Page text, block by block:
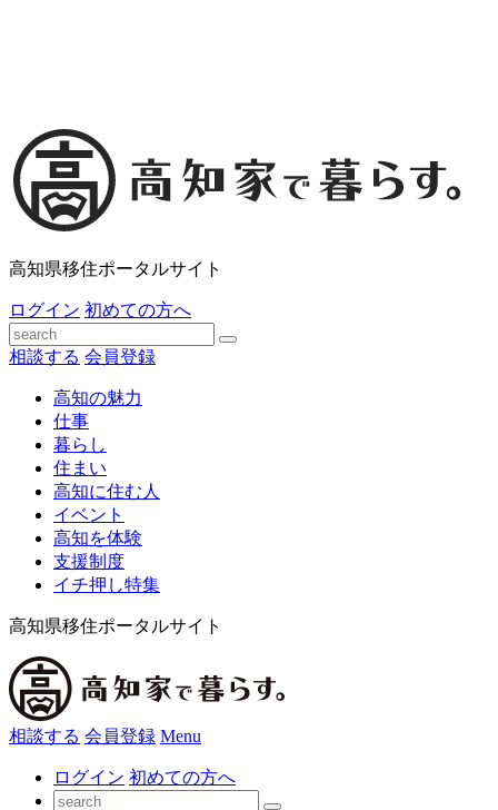
高知県移住ポータルサイト
ログイン 初めての方へ
相談する 会員登録
高知の魅力
仕事
暮らし
住まい
高知に住む人
イベント
高知を体験
支援制度
イチ押し特集
高知県移住ポータルサイト
相談する 会員登録 Menu
ログイン 初めての方へ